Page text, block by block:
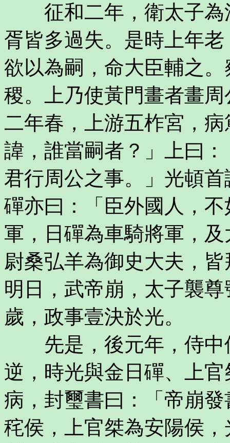
征和二年，衛太子為
胥皆多過失。是時上年
欲以為嗣，命大臣輔之
稷。上乃使黃門畫者畫
二年春，上游五柞宮，
諱，誰當嗣者？」上曰
君行周公之事。」光頓
磾亦曰：「臣外國人，
軍，日磾為車騎將軍，
尉桑弘羊為御史大夫，
明日，武帝崩，太子襲
歲，政事壹決於光。
先是，後元年，侍中
逆，時光與金日磾、上
病，封璽書曰：「帝崩
秺侯，上官桀為安陽侯